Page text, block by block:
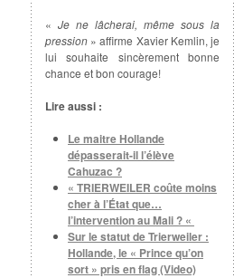
« Je ne lâcherai, même sous la
pression » affirme Xavier Kemlin, je
lui souhaite sincèrement bonne
chance et bon courage!
Lire aussi :
Le maitre Hollande
dépasserait-il l’élève
Cahuzac ?
« TRIERWEILER coûte moins
cher à l’État que…
l’intervention au Mali ? «
Sur le statut de Trierweiler :
Hollande, le « Prince qu’on
sort » pris en flag (Video)